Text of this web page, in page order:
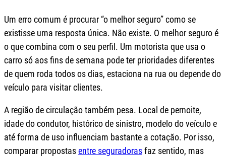
Um erro comum é procurar “o melhor seguro” como se
existisse uma resposta única. Não existe. O melhor seguro é
o que combina com o seu perfil. Um motorista que usa o
carro só aos fins de semana pode ter prioridades diferentes
de quem roda todos os dias, estaciona na rua ou depende do
veículo para visitar clientes.
A região de circulação também pesa. Local de pernoite,
idade do condutor, histórico de sinistro, modelo do veículo e
até forma de uso influenciam bastante a cotação. Por isso,
comparar propostasentre seguradorasfaz sentido, mas